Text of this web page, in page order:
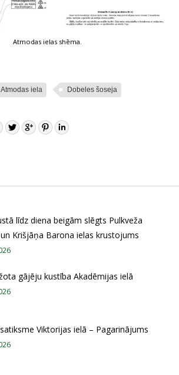
Atmodas ielas shēma.
Atmodas iela Dobeles šoseja
līdz diena beigām slēgts Pulkveža
Krišjāņa Barona ielas krustojums
gājēju kustība Akadēmijas ielā
Viktorijas ielā – Pagarinājums